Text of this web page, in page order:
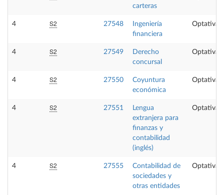
carteras
4 S2 27548
Ingeniería
financiera
Optativa
4 S2 27549
Derecho
concursal
Optativa
4 S2 27550
Coyuntura
económica
Optativa
4 S2 27551
Lengua
extranjera para
finanzas y
contabilidad
(inglés)
Optativa
4 S2 27555
Contabilidad de
sociedades y
otras entidades
Optativa